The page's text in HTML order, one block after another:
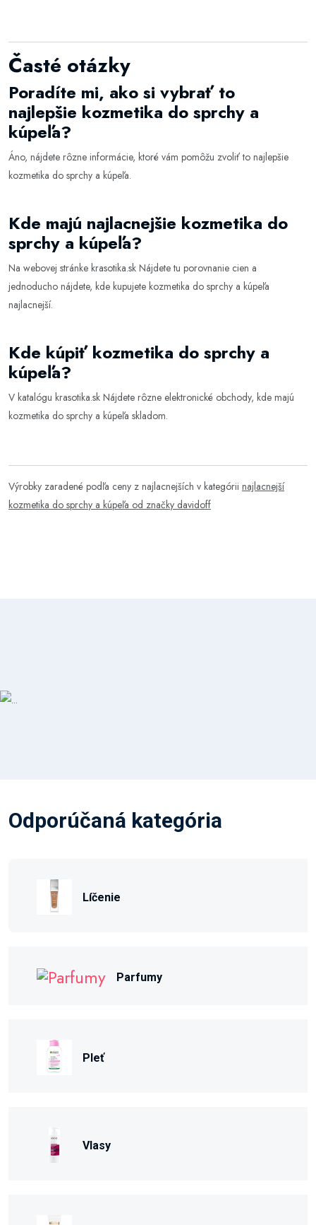
Časté otázky
Poradíte mi, ako si vybrať to
najlepšie kozmetika do sprchy a
kúpeľa?
Áno, nájdete rôzne informácie, ktoré vám pomôžu zvoliť to najlepšie
kozmetika do sprchy a kúpeľa.
Kde majú najlacnejšie kozmetika do
sprchy a kúpeľa?
Na webovej stránke krasotika.sk Nájdete tu porovnanie cien a
jednoducho nájdete, kde kupujete kozmetika do sprchy a kúpeľa
najlacnejší.
Kde kúpiť kozmetika do sprchy a
kúpeľa?
V katalógu krasotika.sk Nájdete rôzne elektronické obchody, kde majú
kozmetika do sprchy a kúpeľa skladom.
Výrobky zaradené podľa ceny z najlacnejších v kategórii najlacnejší
kozmetika do sprchy a kúpeľa od značky davidoff
Odporúčaná kategória
Líčenie
Parfumy
Pleť
Vlasy